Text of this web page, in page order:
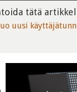
tätä
uusi